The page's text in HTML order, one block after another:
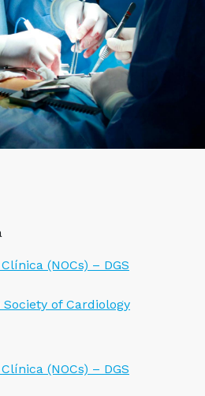
(NOCs) – DGS
of Cardiology
(NOCs) – DGS